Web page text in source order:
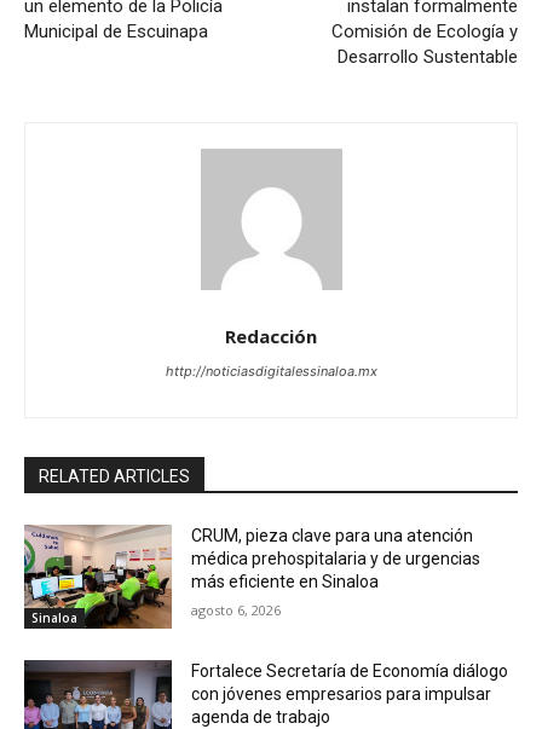
un elemento de la Policía
Municipal de Escuinapa
instalan formalmente
Comisión de Ecología y
Desarrollo Sustentable
Redacción
http://noticiasdigitalessinaloa.mx
RELATED ARTICLES
Sinaloa
CRUM, pieza clave para una atención
médica prehospitalaria y de urgencias
más eficiente en Sinaloa
agosto 6, 2026
Fortalece Secretaría de Economía diálogo
con jóvenes empresarios para impulsar
agenda de trabajo